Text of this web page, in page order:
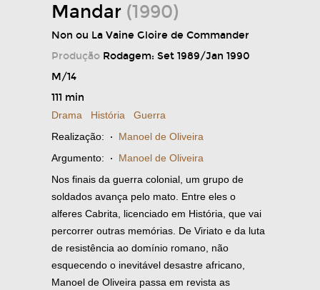
Mandar (1990)
Non ou La Vaine Gloire de Commander
Produção Rodagem: Set 1989/Jan 1990
M/14
111 min
Drama História
Guerra
Realização: · Manoel de Oliveira
Argumento: · Manoel de Oliveira
Nos finais da guerra colonial, um grupo de
soldados avança pelo mato. Entre eles o
alferes Cabrita, licenciado em História, que vai
percorrer outras memórias. De Viriato e da luta
de resistência ao domínio romano, não
esquecendo o inevitável desastre africano,
Manoel de Oliveira passa em revista as